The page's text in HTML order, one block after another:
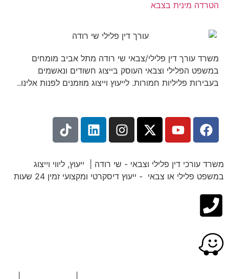
הטרדה מינית בצבא
משרד עורך דין פלילי/צבאי שי רודה מתל אביב מומחים
במשפט הפלילי וצבאי העוסק בייצוג חשודים ונאשמים
בעבירות פליליות חמורות. לייעוץ וייצוג מוזמנים לפנות אלינו..
משרד עורכי דין פלילי וצבאי - שי רודה | ייעוץ, ליווי וייצוג
במשפט פלילי או צבאי - ייעוץ דיסקרטי ומקצועי זמין 24 שעות